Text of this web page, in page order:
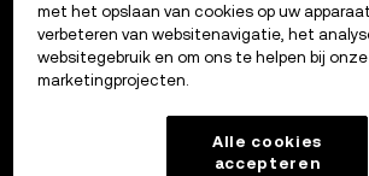
met het opslaan van cookies op uw
verbeteren van websitenavigatie, het
websitegebruik en om ons te helpen bij onze
marketingprojecten.
Alle cookies
accepteren